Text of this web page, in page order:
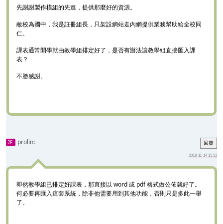
先謝謝製作模組的先進，提供那麼好的資源。
敝校為國中，我是註冊組長，只架設網站走內網提供業務幫助給全校同
仁。
課表通常開學就由教學組排定好了，是否有辦法讓教學組直接匯入課
表？
不勝感謝。
回覆
2F prolin:
2018-11-14 15:52
即然教學組已排定好課表，那直接以 word 或 pdf 格式做公佈就好了。
何必要再匯入這套系統，除非他需要用到其他功能，否則只是多此一舉
了。